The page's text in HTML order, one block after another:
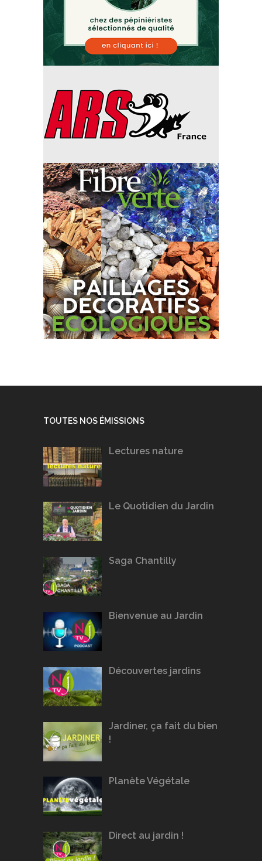
TOUTES NOS ÉMISSIONS
Lectures nature
Le Quotidien du Jardin
Saga Chantilly
Bienvenue au Jardin
Découvertes jardins
Jardiner, ça fait du bien
!
Planète Végétale
Direct au jardin !